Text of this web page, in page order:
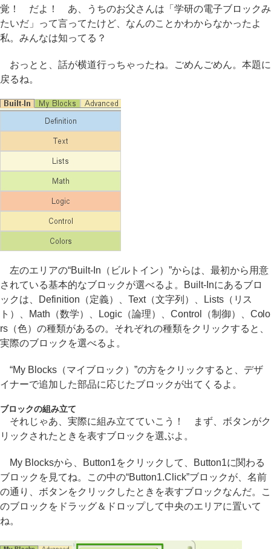
覚！ だよ！ あ、うちのお父さんは「学研の電子ブロックみ
たいだ」って言ってたけど、なんのことかわからなかったよ
私。みんなは知ってる？
おっとと、話が横道行っちゃったね。ごめんごめん。本題に
戻るね。
左のエリアの“Built-In（ビルトイン）”からは、最初から用意
されている基本的なブロックが選べるよ。Built-Inにあるブロ
ックは、Definition（定義）、Text（文字列）、Lists（リス
ト）、Math（数学）、Logic（論理）、Control（制御）、Colo
rs（色）の種類があるの。それぞれの種類をクリックすると、
実際のブロックを選べるよ。
“My Blocks（マイブロック）”の方をクリックすると、デザ
イナーで追加した部品に応じたブロックが出てくるよ。
ブロックの組み立て
それじゃあ、実際に組み立てていこう！ まず、ボタンがク
リックされたときを表すブロックを選ぶよ。
My Blocksから、Button1をクリックして、Button1に関わる
ブロックを見てね。この中の“Button1.Click”ブロックが、名前
の通り、ボタンをクリックしたときを表すブロックなんだ。こ
のブロックをドラッグ＆ドロップして中央のエリアに置いて
ね。